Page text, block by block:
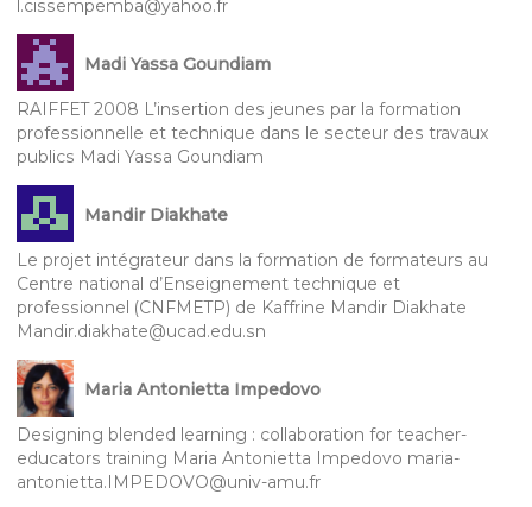
l.cissempemba@yahoo.fr
Madi Yassa Goundiam
RAIFFET 2008 L’insertion des jeunes par la formation
professionnelle et technique dans le secteur des travaux
publics Madi Yassa Goundiam
Mandir Diakhate
Le projet intégrateur dans la formation de formateurs au
Centre national d’Enseignement technique et
professionnel (CNFMETP) de Kaffrine Mandir Diakhate
Mandir.diakhate@ucad.edu.sn
Maria Antonietta Impedovo
Designing blended learning : collaboration for teacher-
educators training Maria Antonietta Impedovo maria-
antonietta.IMPEDOVO@univ-amu.fr